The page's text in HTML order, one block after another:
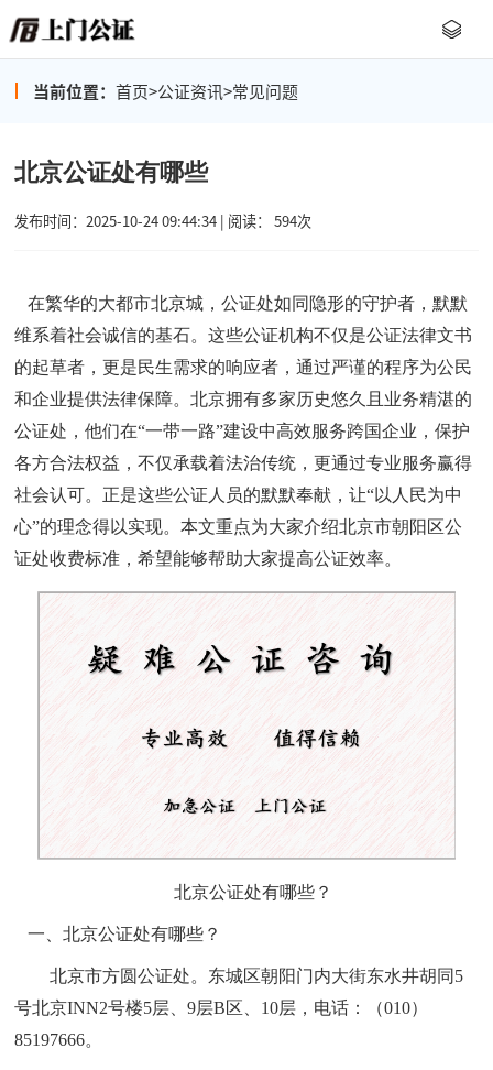
当前位置： 首页>公证资讯>常见问题
北京公证处有哪些
发布时间：2025-10-24 09:44:34 | 阅读： 594次
在繁华的大都市北京城，公证处如同隐形的守护者，默默
维系着社会诚信的基石。这些公证机构不仅是公证法律文书
的起草者 ，更是民生需求的响应者，通过严谨的程序为公民
和企业提供法律保障。北京拥有多家历史悠久且业务精湛的
公证处 ，他们在“一带一路”建设中高效服务跨国企业，保护
各方合法权益，不仅承载着法治传统，更通过专业服务赢得
社会认可。 正是这些公证人员的默默奉献，让“以人民为中
心”的理念得以实现。本文重点为大家介绍北京市朝阳区公
证处收费标准 ，希望能够帮助大家提高公证效率。
北京公证处有哪些？
一、北京公证处有哪些？
北京市方圆公证处。 东城区朝阳门内大街东水井胡同 5
号北京INN2号楼5层、9层B区、10层 ，电话： （010）
85197666。